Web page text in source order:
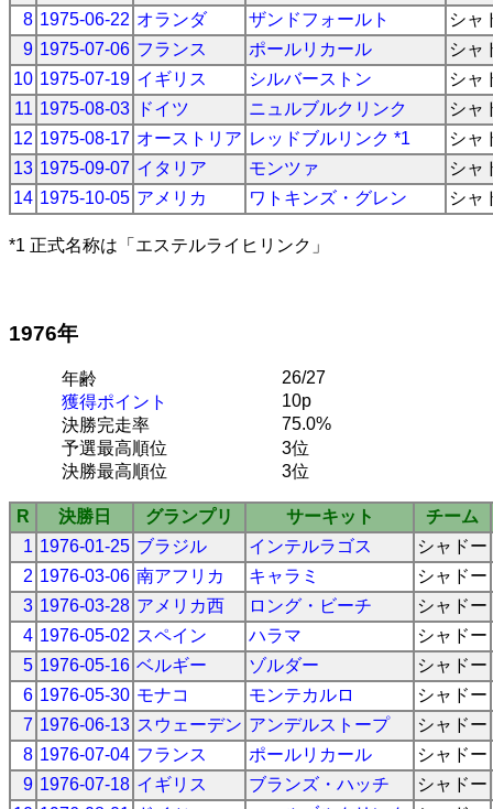
8 1975-06-22 オランダ ザンドフォールト
シャ
9 1975-07-06 フランス ポールリカール
シャ
10 1975-07-19 イギリス シルバーストン
シャ
11 1975-08-03 ドイツ ニュルブルクリンク
シャ
12 1975-08-17 オーストリア レッドブルリンク *1
シャ
13 1975-09-07 イタリア モンツァ
シャ
14 1975-10-05 アメリカ ワトキンズ・グレン シャ
*1 正式名称は「エステルライヒリンク」
1976年
年齢
26/27
獲得ポイント
10p
決勝完走率
75.0%
予選最高順位
3位
決勝最高順位
3位
R 決勝日 グランプリ サーキット
チーム
1 1976-01-25 ブラジル インテルラゴス
シャドー
2 1976-03-06 南アフリカ キャラミ
シャドー
3 1976-03-28 アメリカ西 ロング・ビーチ
シャドー
4 1976-05-02 スペイン ハラマ
シャドー
5 1976-05-16 ベルギー ゾルダー
シャドー
6 1976-05-30 モナコ モンテカルロ
シャドー
7 1976-06-13 スウェーデン アンデルストープ
シャドー
8 1976-07-04 フランス ポールリカール
シャドー
9 1976-07-18 イギリス ブランズ・ハッチ
シャドー